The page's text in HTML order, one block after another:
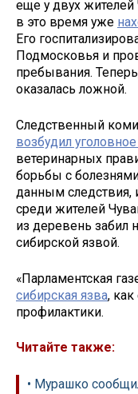
еще у двух
в это время уже
Его
Подмосковья и
пребывания.
оказалась ложной.
Следственный
возбудил
ветеринарных
борьбы с
данным следствия,
среди жителей
из деревень забил
сибирской язвой.
«Парламентская
сибирская язва,
профилактики.
Читайте также:
• Мурашко